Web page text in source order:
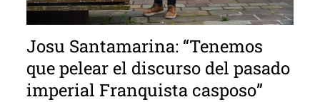
Josu Santamarina: “Tenemos
que pelear el discurso del pasado
imperial Franquista casposo”